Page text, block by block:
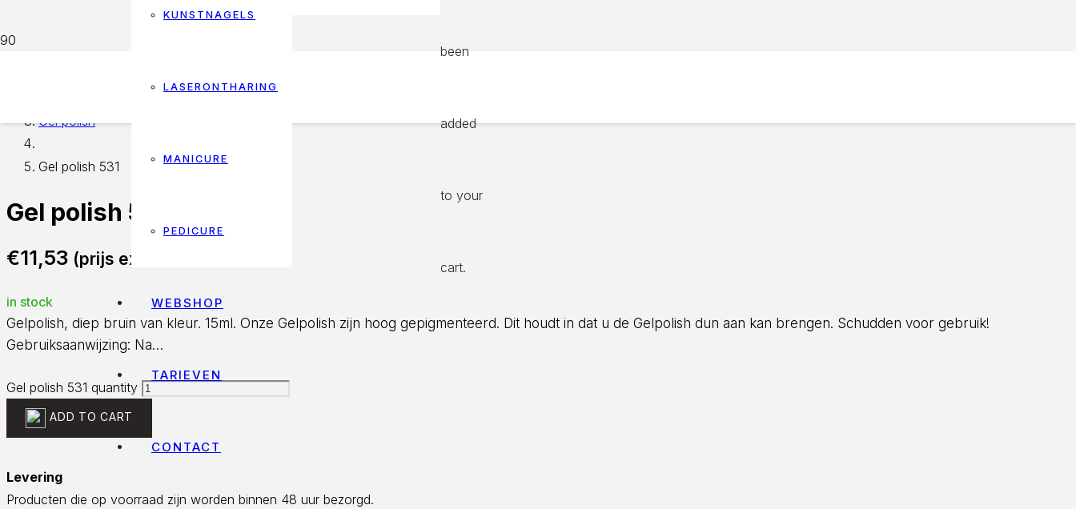
KUNSTNAGELS
LASERONTHARING
MANICURE
PEDICURE
WEBSHOP
TARIEVEN
CONTACT
been
added
to your
cart.
Gel polish
Gel polish 531
Gel polish 531
€11,53 (prijs excl. btw)
in stock
Gelpolish, diep bruin van kleur. 15ml. Onze Gelpolish zijn hoog gepigmenteerd. Dit houdt in dat u de Gelpolish dun aan kan brengen. Schudden voor gebruik!
Gebruiksaanwijzing: Na…
Gel polish 531 quantity
ADD TO CART
Levering
Producten die op voorraad zijn worden binnen 48 uur bezorgd.